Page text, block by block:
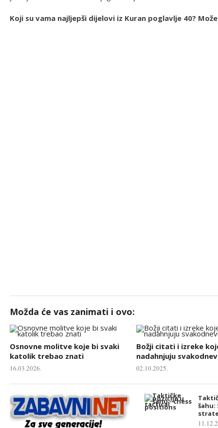
Koji su vama najljepši dijelovi iz Kuran poglavlje 40?
Možda će vas zanimati i ovo:
Osnovne molitve koje bi svaki
katolik trebao znati
16.03.2026.
Božji citati i izreke
nadahnjuju
02.10.2025.
šahu: